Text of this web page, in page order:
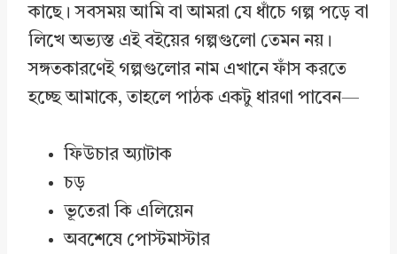
কাছে। সবসময় আমি বা আমরা যে ধাঁচে গল্প পড়ে বা
লিখে অভ্যস্ত এই বইয়ের গল্পগুলো তেমন নয়।
সঙ্গতকারণেই গল্পগুলোর নাম এখানে ফাঁস করতে
হচ্ছে আমাকে, তাহলে পাঠক একটু ধারণা পাবেন—
ফিউচার অ্যাটাক
চড়
ভূতেরা কি এলিয়েন
অবশেষে পোস্টমাস্টার